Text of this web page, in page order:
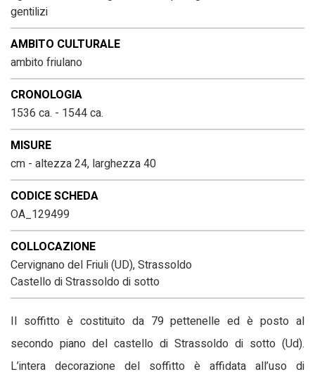
gentilizi
AMBITO CULTURALE
ambito friulano
CRONOLOGIA
1536 ca. - 1544 ca.
MISURE
cm - altezza 24, larghezza 40
CODICE SCHEDA
OA_129499
COLLOCAZIONE
Cervignano del Friuli (UD), Strassoldo
Castello di Strassoldo di sotto
Il soffitto è costituito da 79 pettenelle ed è posto al
secondo piano del castello di Strassoldo di sotto (Ud).
L’intera decorazione del soffitto è affidata all’uso di